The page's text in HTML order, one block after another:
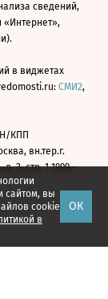
сайтом, вы
cookie
в
ОК
сведений,
«Интернет»,
в виджетах
СМИ2,
КПП
вн.тер.г.
3, стр. 1 1999—